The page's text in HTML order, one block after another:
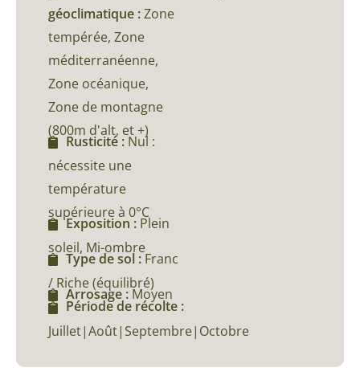
géoclimatique :Zone
tempérée, Zone
méditerranéenne,
Zone océanique,
Zone de montagne
(800m d'alt, et +)
Rusticité :Nul :
nécessite une
température
supérieure à 0°C
Exposition : Plein
soleil, Mi-ombre
Type de sol : Franc
/ Riche (équilibré)
Arrosage : Moyen
Période de récolte :
Juillet|Août|Septembre|Octobre